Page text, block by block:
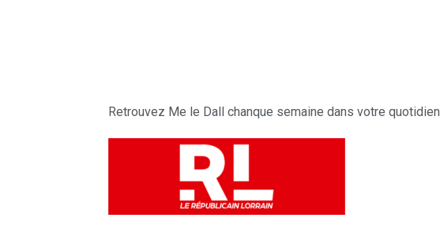
Retrouvez Me le Dall chanque semaine dans votre quotidien